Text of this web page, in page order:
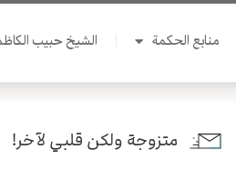
منابع الحكمة الشيخ حبيب
متزوجة ولكن قلبي لآخر!